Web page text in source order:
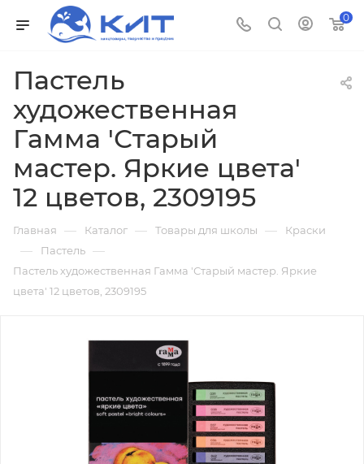
0
Пастель
художественная
Гамма 'Старый
мастер. Яркие цвета'
12 цветов, 2309195
Главная — Каталог — Товары для школы — Краски
— Пастель —
Пастель художественная Гамма 'Старый мастер. Яркие
цвета' 12 цветов, 2309195